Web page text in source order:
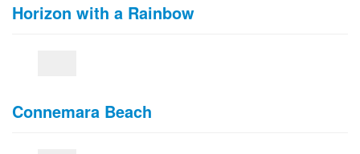
Horizon with a Rainbow
Connemara Beach